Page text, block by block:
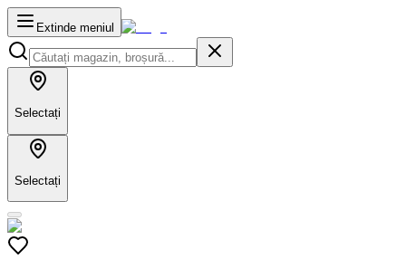
Extinde meniul
Selectați
Selectați